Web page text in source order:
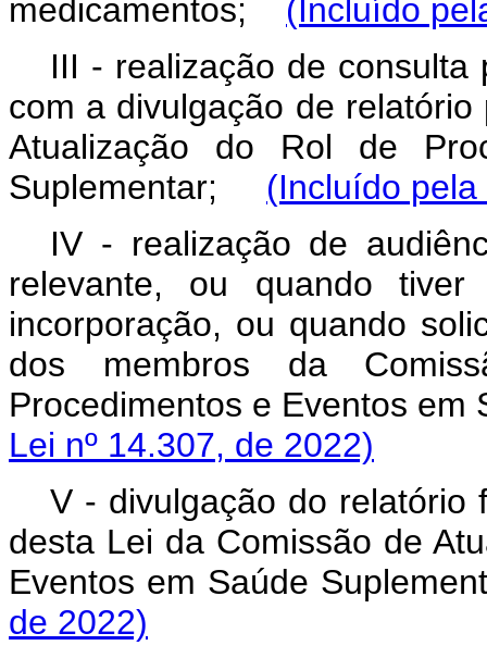
medicamentos;
(Incluído
III - realização de
com a divulgação de
Atualização do Rol de
Suplementar;
(Incluído
IV - realização de
relevante, ou quando tiver
incorporação, ou quando
dos membros da
Procedimentos e Eventos
Lei nº 14.307, de 2022)
V - divulgação do relatório
desta Lei da Comissão de
Eventos em Saúde
de 2022)